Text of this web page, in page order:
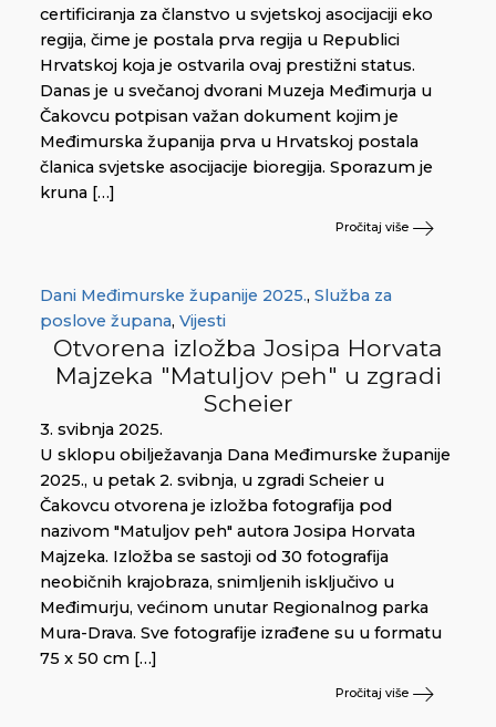
certificiranja za članstvo u svjetskoj asocijaciji eko
regija, čime je postala prva regija u Republici
Hrvatskoj koja je ostvarila ovaj prestižni status.
Danas je u svečanoj dvorani Muzeja Međimurja u
Čakovcu potpisan važan dokument kojim je
Međimurska županija prva u Hrvatskoj postala
članica svjetske asocijacije bioregija. Sporazum je
kruna […]
Pročitaj više
Dani Međimurske županije 2025., Služba za
poslove župana, Vijesti
Otvorena izložba Josipa Horvata
Majzeka "Matuljov peh" u zgradi
Scheier
3. svibnja 2025.
U sklopu obilježavanja Dana Međimurske županije
2025., u petak 2. svibnja, u zgradi Scheier u
Čakovcu otvorena je izložba fotografija pod
nazivom "Matuljov peh" autora Josipa Horvata
Majzeka. Izložba se sastoji od 30 fotografija
neobičnih krajobraza, snimljenih isključivo u
Međimurju, većinom unutar Regionalnog parka
Mura-Drava. Sve fotografije izrađene su u formatu
75 x 50 cm […]
Pročitaj više